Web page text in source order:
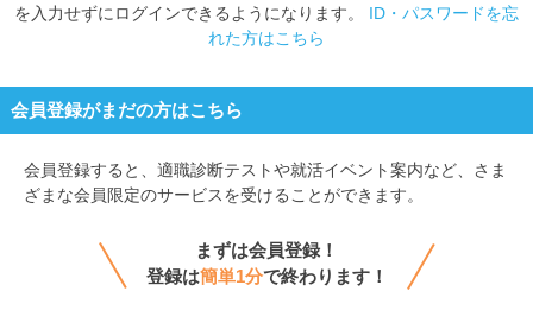
を入力せずにログインできるようになります。 ID・パスワードを忘
れた方はこちら
会員登録がまだの方はこちら
会員登録すると、 適職診断テストや就活イベント案内など、さま
ざまな会員限定のサービスを受けることができます。
まずは会員登録！
登録は簡単1分で終わります！